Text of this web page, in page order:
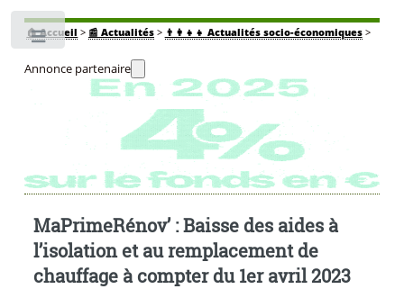
🏠Accueil > 📰 Actualités> 👨‍👩‍👧‍👧 Actualités socio-économiques>
Annonce partenaire
MaPrimeRénov’ : Baisse des aides à
l’isolation et au remplacement de
chauffage à compter du 1er avril 2023
Toggle